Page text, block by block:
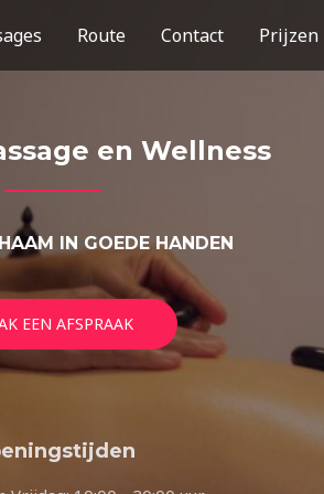
Route Contact Prijzen
en Wellness
IN GOEDE HANDEN
EEN AFSPRAAK